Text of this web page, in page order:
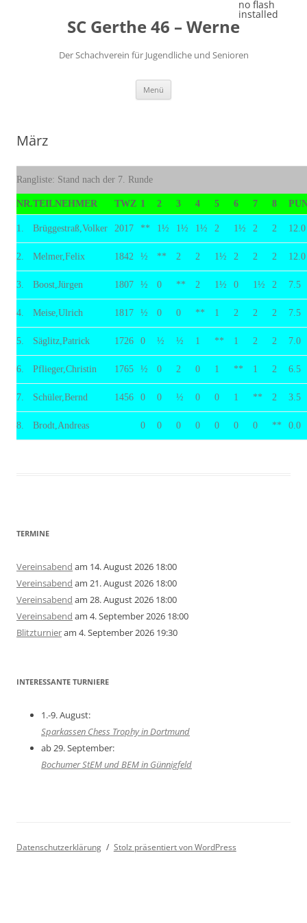
SC Gerthe 46 – Werne
Der Schachverein für Jugendliche und Senioren
Menü
März
Rangliste: Stand nach der 7. Runde
NR.TEILNEHMER TWZ 1 2 3 4 5 6 7 8
1. Brüggestraß,Volker 2017 ** 1½ 1½ 1½ 2 1½ 2 2 12.0
2. Melmer,Felix 1842 ½ ** 2 2 1½ 2 2 2 12.0
3. Boost,Jürgen 1807 ½ 0 ** 2 1½ 0 1½ 2 7.5
4. Meise,Ulrich 1817 ½ 0 0 ** 1 2 2 2 7.5
5. Säglitz,Patrick 1726 0 ½ ½ 1 ** 1 2 2 7.0
6. Pflieger,Christin 1765 ½ 0 2 0 1 ** 1 2 6.5
7. Schüler,Bernd 1456 0 0 ½ 0 0 1 ** 2 3.5
8. Brodt,Andreas 0 0 0 0 0 0 0 ** 0.0
TERMINE
Vereinsabend am 14. August 2026 18:00
Vereinsabend am 21. August 2026 18:00
Vereinsabend am 28. August 2026 18:00
Vereinsabend am 4. September 2026 18:00
Blitzturnieram 4. September 2026 19:30
INTERESSANTE TURNIERE
1.-9. August:
Sparkassen Chess Trophy in Dortmund
ab 29. September:
Bochumer StEM und BEM in Günnigfeld
Datenschutzerklärung Stolz präsentiert von WordPress
no flash
installed